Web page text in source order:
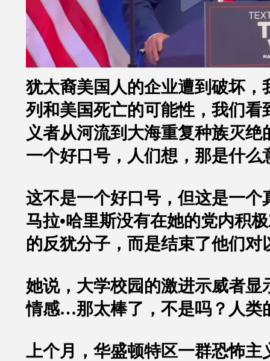
犹太裔美国人的企业遭到破坏，
列和美国死亡的可能性，我们看
义者从河流到大海重复种族灭绝
一个好口号，人们想，那是什么
这不是一个好口号，但这是一个
马拉•哈里斯没有在她的党内积
的反犹分子，而是结束了他们对
她说，大学校园的激进示威者显
情感…那太棒了，不是吗？人类
上个月，华盛顿特区一群恐怖主